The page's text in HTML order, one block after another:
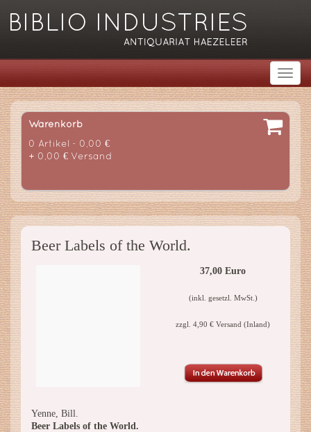
Warenkorb
0 Artikel - 0,00 €
+ 0,00 € Versand
Beer Labels of the World.
37,00 Euro
(inkl. gesetzl. MwSt.)
zzgl. 4,90 € Versand (Inland)
Yenne, Bill.
Beer Labels of the World.